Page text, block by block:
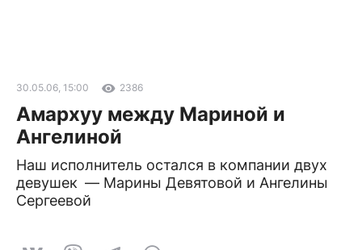
30.05.06, 15:00 2386
Амархуу между Мариной и
Ангелиной
Наш исполнитель остался в компании двух
девушек — Марины Девятовой и Ангелины
Сергеевой